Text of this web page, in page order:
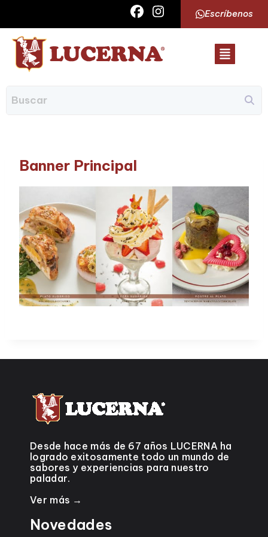
Escríbenos
Banner Principal
Desde hace más de 67 años LUCERNA ha
logrado exitosamente todo un mundo de
sabores y experiencias para nuestro
paladar.
Ver más →
Novedades